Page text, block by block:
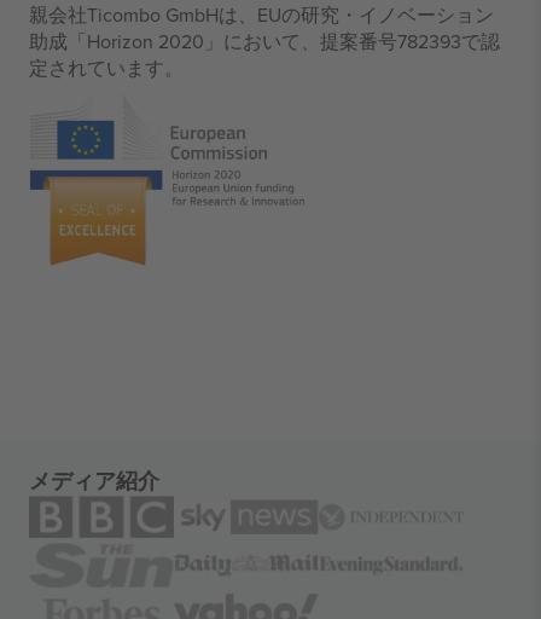
親会社Ticombo GmbHは、EUの研究・イノベーション
助成「Horizon 2020」において、提案番号782393で認
定されています。
メディア紹介